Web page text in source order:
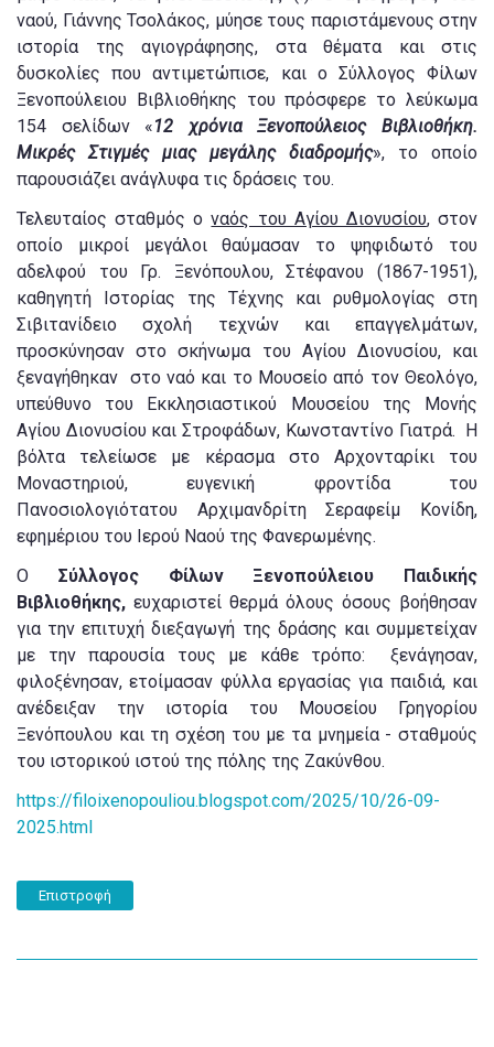
ναού, Γιάννης Τσολάκος, μύησε τους παριστάμενους στην
ιστορία της αγιογράφησης, στα θέματα και στις
δυσκολίες που αντιμετώπισε, και ο Σύλλογος Φίλων
Ξενοπούλειου Βιβλιοθήκης του πρόσφερε το λεύκωμα
154 σελίδων «12 χρόνια Ξενοπούλειος Βιβλιοθήκη.
Μικρές Στιγμές μιας μεγάλης διαδρομής», το οποίο
παρουσιάζει ανάγλυφα τις δράσεις του.
Τελευταίος σταθμός οναός του Αγίου Διονυσίου, στον
οποίο μικροί μεγάλοι θαύμασαν το ψηφιδωτό του
αδελφού του Γρ. Ξενόπουλου, Στέφανου (1867-1951),
καθηγητή Ιστορίας της Τέχνης και ρυθμολογίας στη
Σιβιτανίδειο σχολή τεχνών και επαγγελμάτων,
προσκύνησαν στο σκήνωμα του Αγίου Διονυσίου, και
ξεναγήθηκαν στο ναό και το Μουσείο από τον Θεολόγο,
υπεύθυνο του Εκκλησιαστικού Μουσείου της Μονής
Αγίου Διονυσίου και Στροφάδων, Κωνσταντίνο Γιατρά. Η
βόλτα τελείωσε με κέρασμα στο Αρχονταρίκι του
Μοναστηριού, ευγενική φροντίδα του
Πανοσιολογιότατου Αρχιμανδρίτη Σεραφείμ Κονίδη,
εφημέριου του Ιερού Ναού της Φανερωμένης.
Ο Σύλλογος Φίλων Ξενοπούλειου Παιδικής
Βιβλιοθήκης, ευχαριστεί θερμά όλους όσους βοήθησαν
για την επιτυχή διεξαγωγή της δράσης και συμμετείχαν
με την παρουσία τους με κάθε τρόπο: ξενάγησαν,
φιλοξένησαν, ετοίμασαν φύλλα εργασίας για παιδιά, και
ανέδειξαν την ιστορία του Μουσείου Γρηγορίου
Ξενόπουλου και τη σχέση του με τα μνημεία - σταθμούς
του ιστορικού ιστού της πόλης της Ζακύνθου.
https://filoixenopouliou.blogspot.com/2025/10/26-09-
2025.html
Επιστροφή